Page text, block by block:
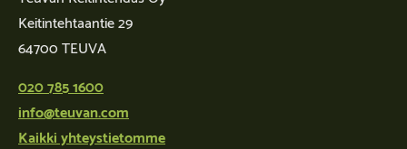
Keitintehtaantie 29
64700 TEUVA
020 785 1600
info@teuvan.com
Kaikki yhteystietomme